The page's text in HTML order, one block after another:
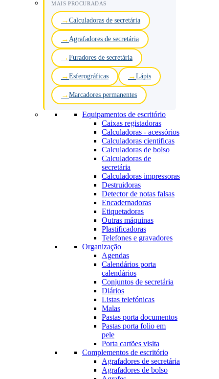
MAIS PROCURADAS
Calculadoras de secretária
Agrafadores de secretária
Furadores de secretária
Esferográficas Lápis
Marcadores permanentes
Equipamentos de escritório
Caixas registadoras
Calculadoras - acessórios
Calculadoras cientificas
Calculadoras de bolso
Calculadoras de
secretária
Calculadoras impressoras
Destruidoras
Detector de notas falsas
Encadernadoras
Etiquetadoras
Outras máquinas
Plastificadoras
Telefones e gravadores
Organização
Agendas
Calendários porta
calendários
Conjuntos de secretária
Diários
Listas telefónicas
Malas
Pastas porta documentos
Pastas porta folio em
pele
Porta cartões visita
Complementos de escritório
Agrafadores de secretária
Agrafadores de bolso